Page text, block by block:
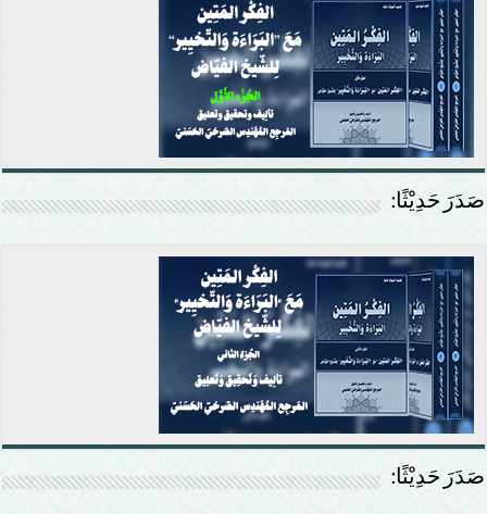
صَدَرَ حَدِيْثًا:
صَدَرَ حَدِيْثًا: